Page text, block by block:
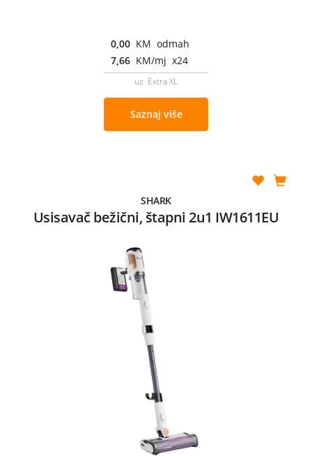
0,00 KM odmah
7,66 KM/mj x24
uz Extra XL
Saznaj više
SHARK
Usisavač bežični, štapni 2u1 IW1611EU